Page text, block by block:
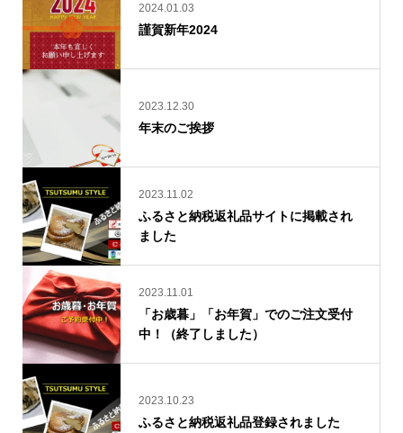
2024.01.03
謹賀新年2024
2023.12.30
年末のご挨拶
2023.11.02
ふるさと納税返礼品サイトに掲載され
ました
2023.11.01
「お歳暮」「お年賀」でのご注文受付
中！（終了しました）
2023.10.23
ふるさと納税返礼品登録されました